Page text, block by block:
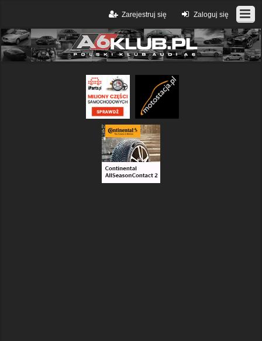
Zaloguj się
Zarejestruj się